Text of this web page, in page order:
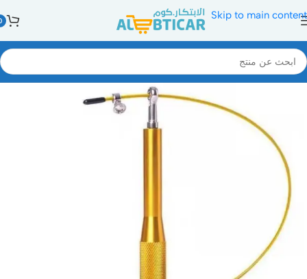
Skip to main content